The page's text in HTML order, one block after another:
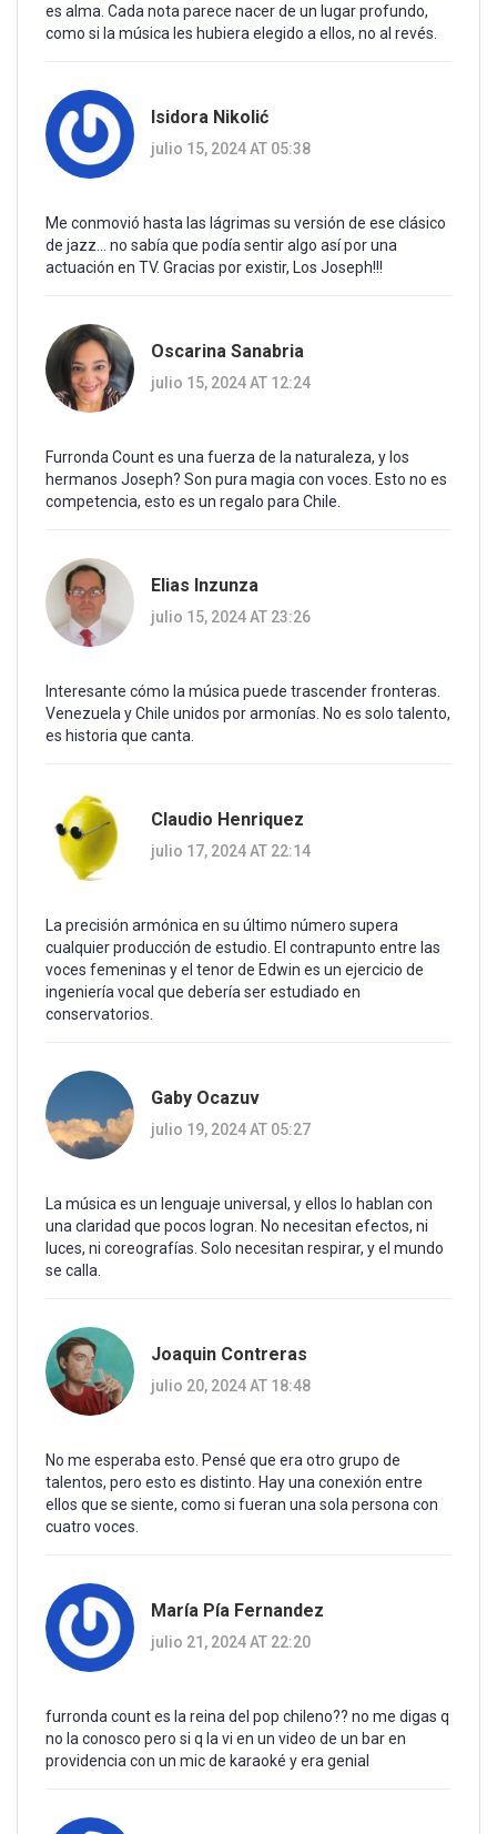
es alma. Cada nota parece nacer de un lugar profundo,
como si la música les hubiera elegido a ellos, no al revés.
Isidora Nikolić
julio 15, 2024 AT 05:38
Me conmovió hasta las lágrimas su versión de ese clásico
de jazz... no sabía que podía sentir algo así por una
actuación en TV. Gracias por existir, Los Joseph!!!
Oscarina Sanabria
julio 15, 2024 AT 12:24
Furronda Count es una fuerza de la naturaleza, y los
hermanos Joseph? Son pura magia con voces. Esto no es
competencia, esto es un regalo para Chile.
Elias Inzunza
julio 15, 2024 AT 23:26
Interesante cómo la música puede trascender fronteras.
Venezuela y Chile unidos por armonías. No es solo talento,
es historia que canta.
Claudio Henriquez
julio 17, 2024 AT 22:14
La precisión armónica en su último número supera
cualquier producción de estudio. El contrapunto entre las
voces femeninas y el tenor de Edwin es un ejercicio de
ingeniería vocal que debería ser estudiado en
conservatorios.
Gaby Ocazuv
julio 19, 2024 AT 05:27
La música es un lenguaje universal, y ellos lo hablan con
una claridad que pocos logran. No necesitan efectos, ni
luces, ni coreografías. Solo necesitan respirar, y el mundo
se calla.
Joaquin Contreras
julio 20, 2024 AT 18:48
No me esperaba esto. Pensé que era otro grupo de
talentos, pero esto es distinto. Hay una conexión entre
ellos que se siente, como si fueran una sola persona con
cuatro voces.
María Pía Fernandez
julio 21, 2024 AT 22:20
furronda count es la reina del pop chileno?? no me digas q
no la conosco pero si q la vi en un video de un bar en
providencia con un mic de karaoké y era genial